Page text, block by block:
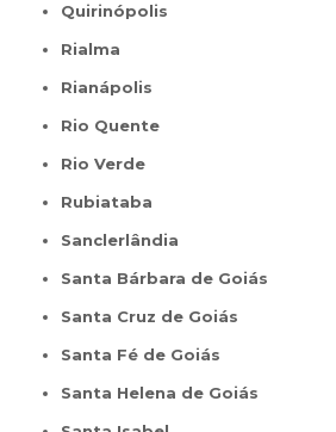
Quirinópolis
Rialma
Rianápolis
Rio Quente
Rio Verde
Rubiataba
Sanclerlândia
Santa Bárbara de Goiás
Santa Cruz de Goiás
Santa Fé de Goiás
Santa Helena de Goiás